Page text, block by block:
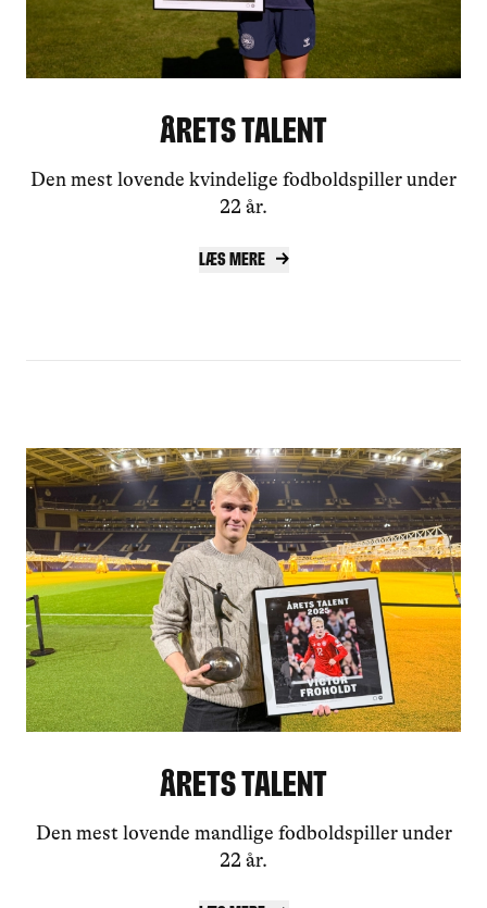
Årets Talent
Den mest lovende kvindelige fodboldspiller under
22 år.
Læs mere
Årets Talent
Den mest lovende mandlige fodboldspiller under
22 år.